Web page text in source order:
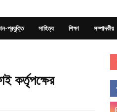
প্রযুক্তি সাহিত্য শিক্ষা সম্পাদকীয়
কর্তৃপক্ষের